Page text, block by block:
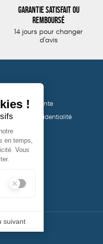
Garantie satisfait ou
remboursé
14 jours pour changer
d'avis
de vente
de confidentialité
légales